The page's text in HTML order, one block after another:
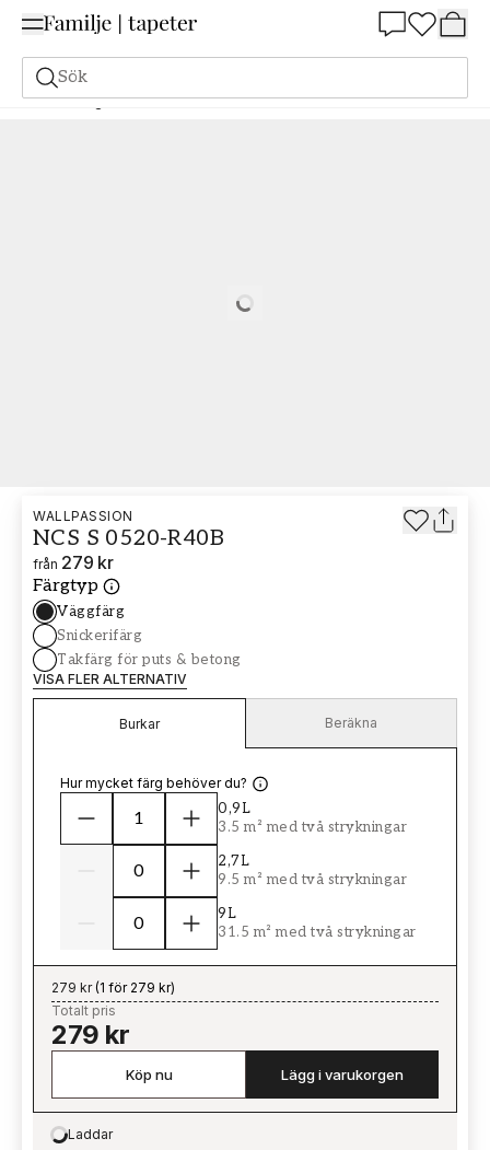
Sök
Målarfärg Beställ utifrån NCS Beställ utifrån NCS 0520-R40B
Loading…
WALLPASSION
NCS S 0520-R40B
från 279 kr
Färgtyp
Väggfärg
Snickerifärg
Takfärg för puts & betong
VISA FLER ALTERNATIV
Burkar Beräkna
Hur mycket färg behöver du?
0,9L
3.5 m² med två strykningar
2,7L
9.5 m² med två strykningar
9L
31.5 m² med två strykningar
279 kr(1 för 279 kr)
Totalt pris
279 kr
Köp nu Lägg i varukorgen
Loading…
Laddar